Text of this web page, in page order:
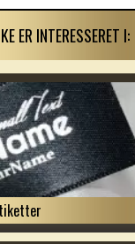
ER INTERESSERET I: